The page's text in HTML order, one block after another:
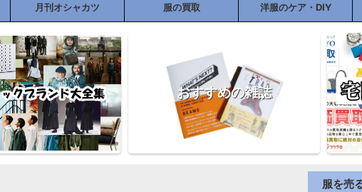
月刊オシャカツ 服の買取 洋服のケア・DIY
おすすめの雑誌
服を売